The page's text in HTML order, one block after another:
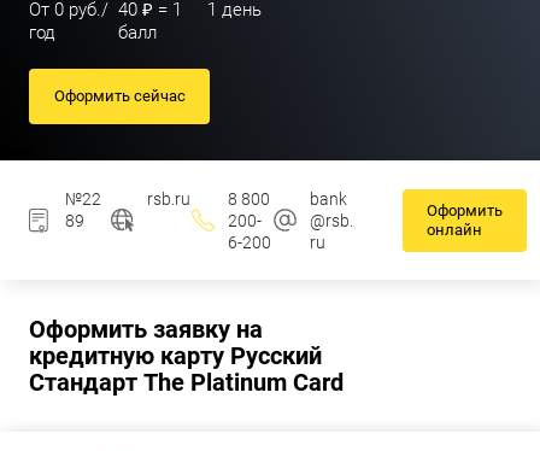
От 0 руб./
год
40 ₽ = 1
балл
1 день
Оформить сейчас
№22
89
rsb.ru
8 800
200-
6-200
bank
@rsb.
ru
Оформить
онлайн
Оформить заявку на
кредитную карту Русский
Стандарт The Platinum Card